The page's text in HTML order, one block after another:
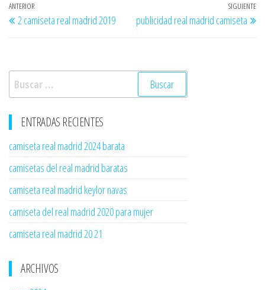
Navegación
de
Entrada
anterior
ANTERIOR
2 camiseta real madrid 2019
SIGUIENTE
publicidad real madrid camiseta
Buscar:
ENTRADAS RECIENTES
camiseta real madrid 2024 barata
camisetas del real madrid baratas
camiseta real madrid keylor navas
camiseta del real madrid 2020 para mujer
camiseta real madrid 20 21
ARCHIVOS